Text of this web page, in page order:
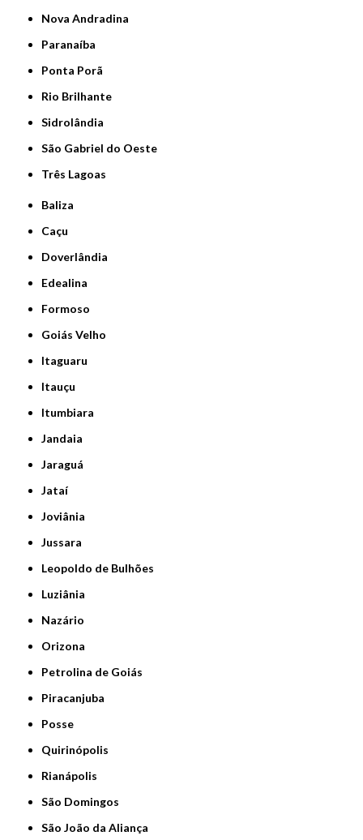
Nova Andradina
Paranaíba
Ponta Porã
Rio Brilhante
Sidrolândia
São Gabriel do Oeste
Três Lagoas
Baliza
Caçu
Doverlândia
Edealina
Formoso
Goiás Velho
Itaguaru
Itauçu
Itumbiara
Jandaia
Jaraguá
Jataí
Joviânia
Jussara
Leopoldo de Bulhões
Luziânia
Nazário
Orizona
Petrolina de Goiás
Piracanjuba
Posse
Quirinópolis
Rianápolis
São Domingos
São João da Aliança